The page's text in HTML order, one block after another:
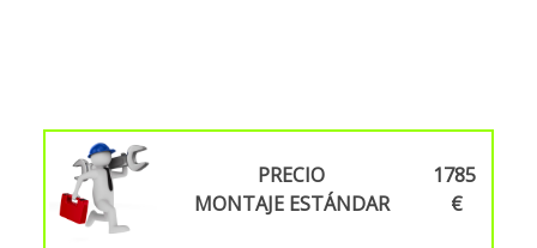
PRECIO
MONTAJE ESTÁNDAR
1785
€